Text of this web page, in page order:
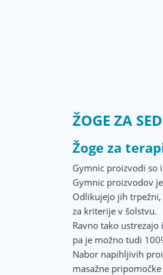
ŽOGE ZA
Žoge za
Gymnic proizvodi so
Gymnic proizvodov
Odlikujejo jih
za kriterije v šolstvu.
Ravno tako
pa je možno tudi
Nabor napihljivih
masažne